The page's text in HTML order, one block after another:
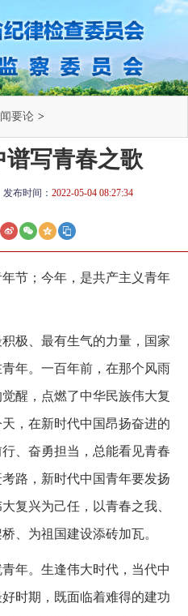
要论 >
写青春之歌
发布时间： 2022-05-04 08:27:34
节；今年，是共产主义青年
极、最有生气的力量，国家
年。一百年前，在那个风雨
醒，点燃了中华民族伟大复
，在新时代中国昂扬奋进的
、奋勇担当，总能看见青春
路，新时代中国青年要发扬
复兴为己任，以青春之我、
、为祖国建设添砖加瓦。
年。生逢伟大时代，当代中
时期，既面临着难得的建功